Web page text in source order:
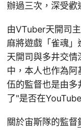
辦過三次，深受歡
由VTuber天開司
麻將遊戲「雀魂」
天開司與多井交
中，本人也作為
伍的監督也是由多
了"是否在
關於宙斯隊的監督